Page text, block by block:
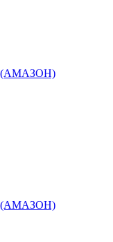
(АМАЗОН)
(АМАЗОН)